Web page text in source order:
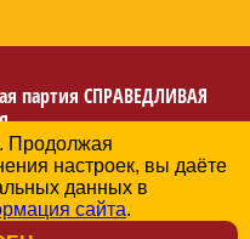
партия СПРАВЕДЛИВАЯ
в Ханты-Мансийском
– Югре
персональных данных
Продолжая
настроек, вы даёте
данных в
сайта.